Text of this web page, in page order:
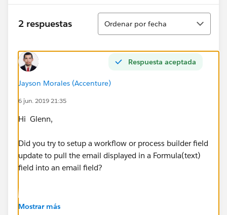
2 respuestas
Ordenar
Ordenar por fecha
Respuesta aceptada
Jayson Morales (Accenture)
6 jun. 2019 21:35
Hi Glenn,
Did you try to setup a workflow or process builder field
update to pull the email displayed in a Formula(text)
field into an email field?
Mostrar más